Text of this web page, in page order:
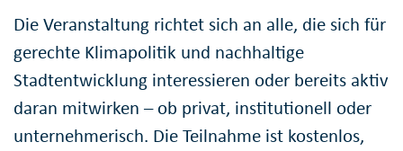
Die Veranstaltung richtet sich an alle, die sich für
gerechte Klimapolitik und nachhaltige
Stadtentwicklung interessieren oder bereits aktiv
daran mitwirken – ob privat, institutionell oder
unternehmerisch. Die Teilnahme ist kostenlos,